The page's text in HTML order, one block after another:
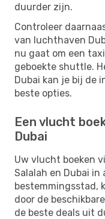
duurder zijn.
Controleer
van luchthaven
nu gaat om een
geboekte shuttle.
Dubai kan je bij de
beste opties.
Een vlucht
Dubai
Uw vlucht boeken
Salalah en Dubai
bestemmingsstad,
door de
de beste deals uit